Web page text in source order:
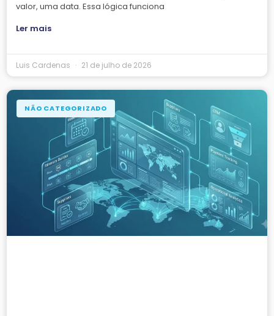
valor, uma data. Essa lógica funciona
Ler mais
Luis Cardenas 21 de julho de 2026
NÃO CATEGORIZADO